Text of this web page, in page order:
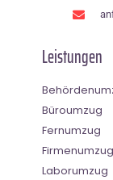
Leistungen
Büroumzug
Fernumzug
Firmenumzug
Laborumzug